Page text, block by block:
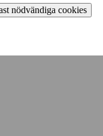
nödvändiga cookies